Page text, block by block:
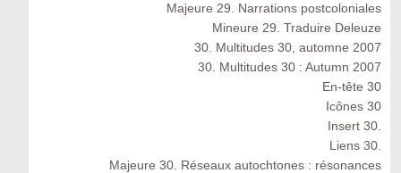
Majeure 29. Narrations postcoloniales
Mineure 29. Traduire Deleuze
30. Multitudes 30, automne 2007
30. Multitudes 30 : Autumn 2007
En-tête 30
Icônes 30
Insert 30.
Liens 30.
Majeure 30. Réseaux autochtones : résonances